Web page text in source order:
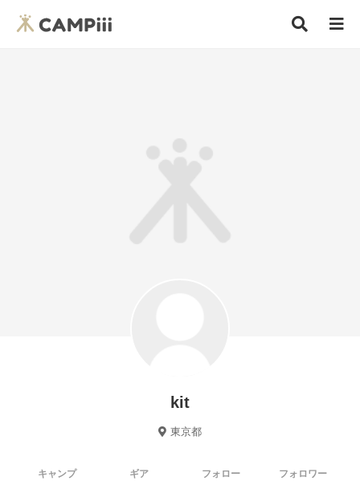
kit
東京都
キャンプ ギア フォロー フォロワー